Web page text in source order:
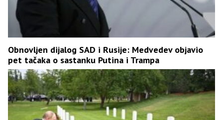
Obnovljen dijalog SAD i Rusije: Medvedev objavio
pet tačaka o sastanku Putina i Trampa